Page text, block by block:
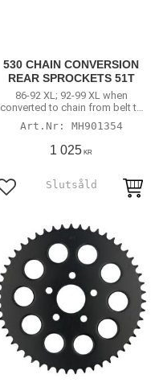
530 CHAIN CONVERSION
REAR SPROCKETS 51T
86-92 XL; 92-99 XL when
converted to chain from belt to
MH901354
1 025 KR
Lägg till i favoriter